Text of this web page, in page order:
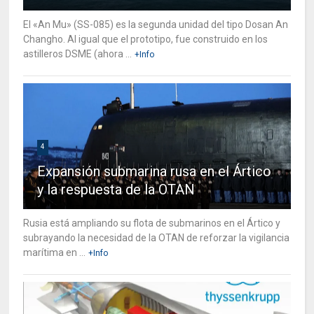
El «An Mu» (SS-085) es la segunda unidad del tipo Dosan An
Changho. Al igual que el prototipo, fue construido en los
astilleros DSME (ahora ...
+Info
4
Expansión submarina rusa en el Ártico
y la respuesta de la OTAN
Rusia está ampliando su flota de submarinos en el Ártico y
subrayando la necesidad de la OTAN de reforzar la vigilancia
marítima en ...
+Info